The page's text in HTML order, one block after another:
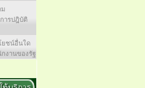
ม
ารปฎิบัติ
ยชน์อื่นใด
งานของรัฐ